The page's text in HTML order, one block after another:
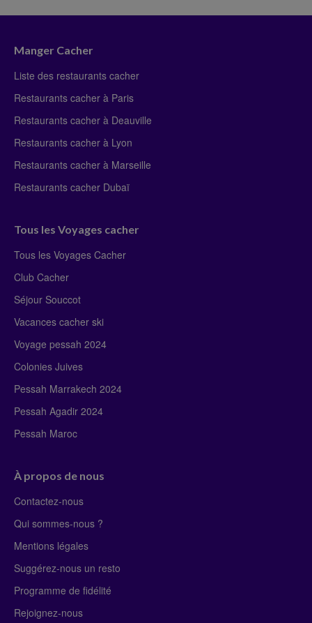
Manger Cacher
Liste des restaurants cacher
Restaurants cacher à Paris
Restaurants cacher à Deauville
Restaurants cacher à Lyon
Restaurants cacher à Marseille
Restaurants cacher Dubaï
Tous les Voyages cacher
Tous les Voyages Cacher
Club Cacher
Séjour Souccot
Vacances cacher ski
Voyage pessah 2024
Colonies Juives
Pessah Marrakech 2024
Pessah Agadir 2024
Pessah Maroc
À propos de nous
Contactez-nous
Qui sommes-nous ?
Mentions légales
Suggérez-nous un resto
Programme de fidélité
Rejoignez-nous